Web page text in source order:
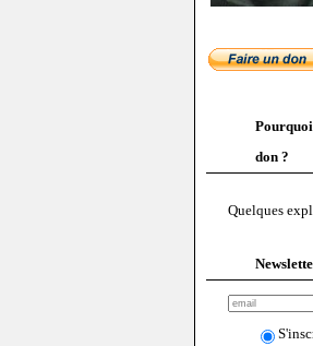
don ?
Quelques